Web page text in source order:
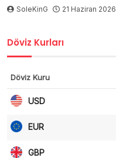
SoleKinG 21 Haziran 2026
Döviz Kurları
Döviz Kuru
USD
EUR
GBP